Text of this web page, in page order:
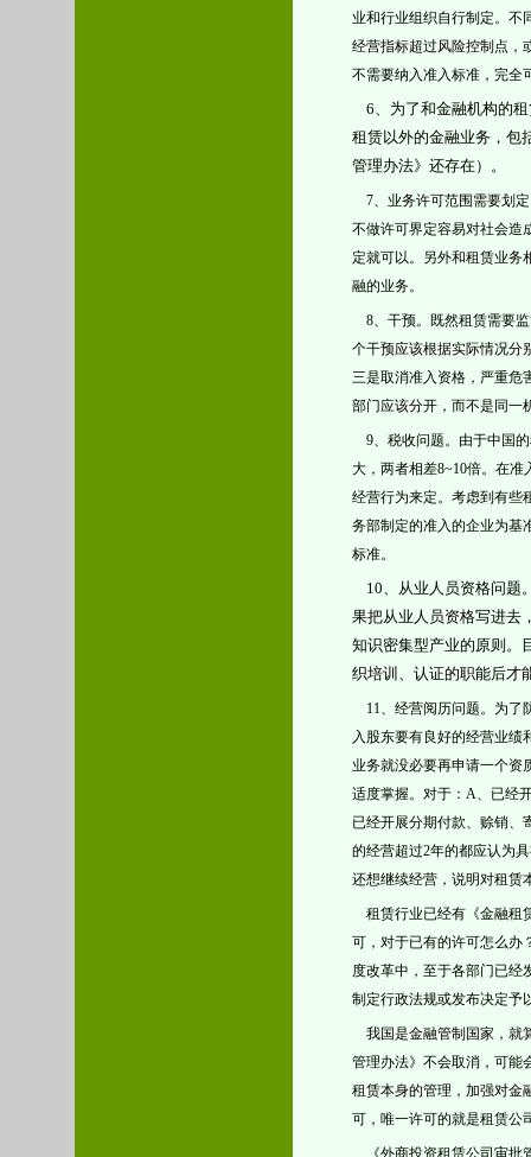
业和行业组织自行制定。不
经营指标超过风险控制点，
不需要纳入准入标准，完全
6、为了和金融机构的
租赁以外的金融业务，包
管理办法》还存在）。
7、业务许可范围需要划
不做许可界定容易对社会造
定就可以。另外和租赁业务
融的业务。
8、干预。既然租赁需要
个干预应该根据实际情况分
三是取消准入资格，严重危
部门应该分开，而不是同一
9、税收问题。由于中国
大，两者相差8~10倍。在
经营行为来定。考虑到有些
务部制定的准入的企业为基
标准。
10、从业人员资格问题
果把从业人员资格写进去
知识密集型产业的原则。
织培训、认证的职能后才
11、经营阅历问题。为了
入股东要有良好的经营业绩
业务就没必要再申请一个资
适度掌握。对于：A、已经
已经开展分期付款、赊销、
的经营超过2年的都应认为
还想继续经营，说明对租赁
租赁行业已经有《金融租
可，对于已有的许可怎么办
度改革中，至于各部门已经
制定行政法规或发布决定予
我国是金融管制国家，就
管理办法》不会取消，可能
租赁本身的管理，加强对金
可，唯一许可的就是租赁公
《外商投资租赁公司审